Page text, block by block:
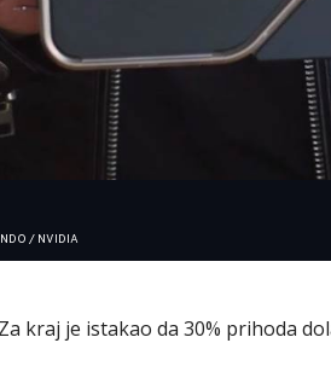
/ NVIDIA
Za kraj je istakao da 30% prihoda